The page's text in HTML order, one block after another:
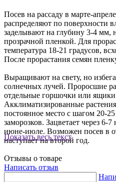
Показать весь текст
Посев на рассаду в марте-
распределяют по поверхности
заделывают на глубину 3-4 мм,
прозрачной пленкой. Для
температура 18-21 градусов,
После прорастания семян
Выращивают на свету, но
солнечных лучей. Проросшие
отдельные горшочки или
Акклиматизированные
постоянное место с шагом 20-
заморозков. Зацветает через 6-
июне-июле. Возможен посев в
наступает на второй год.
Отзывы о товаре
Написать отзыв